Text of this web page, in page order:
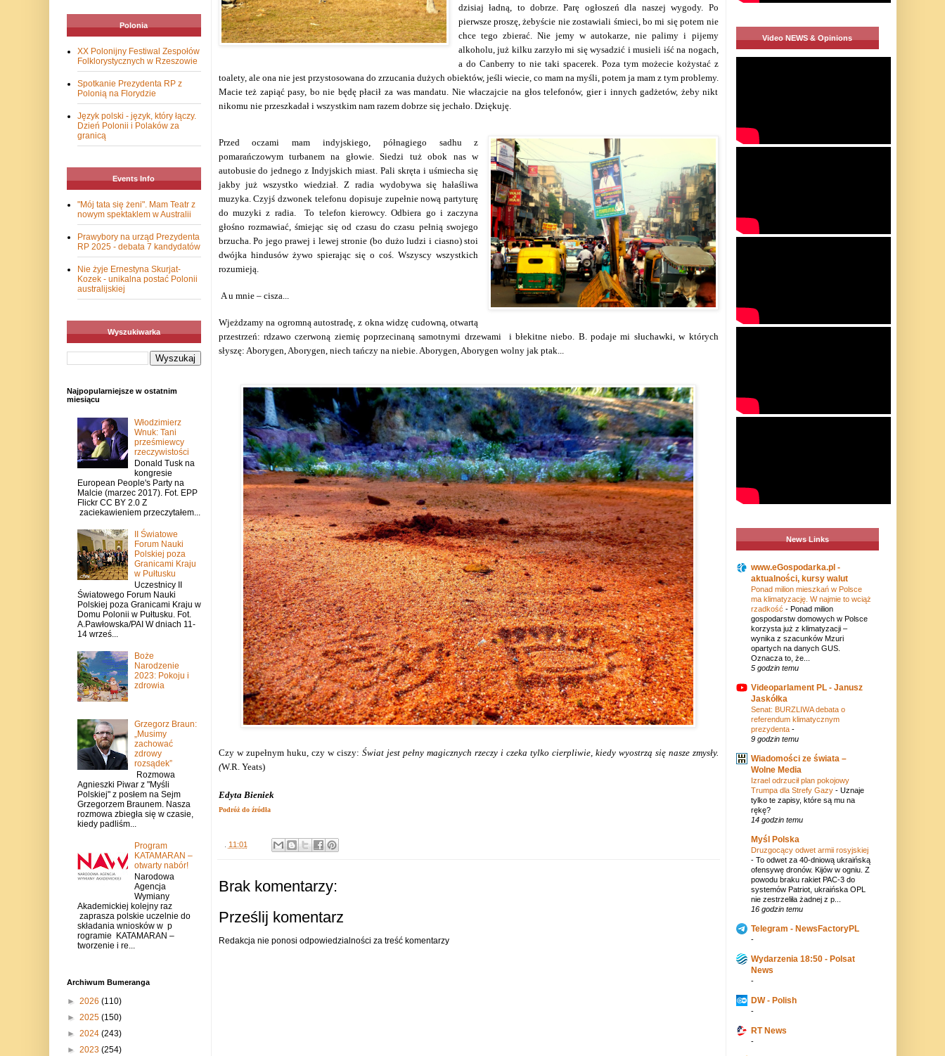
dzisiaj ładną, to dobrze. Parę ogłoszeń dla naszej wygody. Po
pierwsze proszę, żebyście nie zostawiali śmieci, bo mi się potem nie
chce tego zbierać. Nie jemy w autokarze, nie palimy i pijemy
alkoholu, już kilku zarzyło mi się wysadzić i musieli iść na nogach,
a do Canberry to nie taki spacerek. Poza tym możecie kożystać z
toalety, ale ona nie jest przystosowana do zrzucania dużych obiektów, jeśli wiecie, co mam na myśli, potem ja mam z tym problemy.
Macie też zapiąć pasy, bo nie będę płacił za was mandatu. Nie właczajcie na głos telefonów, gier i innych gadżetów, żeby nikt
nikomu nie przeszkadał i wszystkim nam razem dobrze się jechało. Dziękuję.
Przed oczami mam indyjskiego, półnagiego sadhu z
pomarańczowym turbanem na głowie. Siedzi tuż obok nas w
autobusie do jednego z Indyjskich miast. Pali skręta i uśmiecha się
jakby już wszystko wiedział. Z radia wydobywa się hałaśliwa
muzyka. Czyjś dzwonek telefonu dopisuje zupełnie nową partyturę
do muzyki z radia. To telefon kierowcy. Odbiera go i zaczyna
głośno rozmawiać, śmiejąc się od czasu do czasu pełnią swojego
brzucha. Po jego prawej i lewej stronie (bo dużo ludzi i ciasno) stoi
dwójka hindusów żywo spierając się o coś. Wszyscy wszystkich
rozumieją.
A u mnie – cisza...
Wjeżdzamy na ogromną autostradę, z okna widzę cudowną, otwartą
przestrzeń: rdzawo czerwoną ziemię poprzecinaną samotnymi drzewami i błekitne niebo. B. podaje mi słuchawki, w których
słyszę: Aborygen, Aborygen, niech tańczy na niebie. Aborygen, Aborygen wolny jak ptak...
Czy w zupełnym huku, czy w ciszy: Świat jest pełny magicznych rzeczy i czeka tylko cierpliwie, kiedy wyostrzą się nasze zmysły.
(W.R. Yeats)
Edyta Bieniek
Podróż do źródła
11:01
Brak komentarzy:
Prześlij komentarz
Redakcja nie ponosi odpowiedzialności za treść komentarzy
Polonia
XX Polonijny Festiwal Zespołów
Folklorystycznych w Rzeszowie
Spotkanie Prezydenta RP z
Polonią na Florydzie
Język polski - język, który łączy.
Dzień Polonii i Polaków za
granicą
Events Info
"Mój tata się żeni". Mam Teatr z
nowym spektaklem w Australii
Prawybory na urząd Prezydenta
RP 2025 - debata 7 kandydatów
Nie żyje Ernestyna Skurjat-
Kozek - unikalna postać Polonii
australijskiej
Wyszukiwarka
Najpopularniejsze w ostatnim
miesiącu
Włodzimierz
Wnuk: Tani
prześmiewcy
rzeczywistości
Donald Tusk na
kongresie
European People's Party na
Malcie (marzec 2017). Fot. EPP
Flickr CC BY 2.0 Z
zaciekawieniem przeczytałem...
II Światowe
Forum Nauki
Polskiej poza
Granicami Kraju
w Pułtusku
Uczestnicy II
Światowego Forum Nauki
Polskiej poza Granicami Kraju w
Domu Polonii w Pułtusku. Fot.
A.Pawłowska/PAI W dniach 11-
14 wrześ...
Boże
Narodzenie
2023: Pokoju i
zdrowia
Grzegorz Braun:
„Musimy
zachować
zdrowy
rozsądek”
Rozmowa
Agnieszki Piwar z "Myśli
Polskiej" z posłem na Sejm
Grzegorzem Braunem. Nasza
rozmowa zbiegła się w czasie,
kiedy padliśm...
Program
KATAMARAN –
otwarty nabór!
Narodowa
Agencja
Wymiany
Akademickiej kolejny raz
zaprasza polskie uczelnie do
składania wniosków w p
rogramie KATAMARAN –
tworzenie i re...
Archiwum Bumeranga
► 2026 (110)
► 2025 (150)
► 2024 (243)
► 2023 (254)
Video NEWS & Opinions
News Links
www.eGospodarka.pl -
aktualności, kursy walut
Ponad milion mieszkań w Polsce
ma klimatyzację. W najmie to wciąż
rzadkość - Ponad milion
gospodarstw domowych w Polsce
korzysta już z klimatyzacji –
wynika z szacunków Mzuri
opartych na danych GUS.
Oznacza to, że...
5 godzin temu
Videoparlament PL - Janusz
Jaskółka
Senat: BURZLIWA debata o
referendum klimatycznym
prezydenta -
9 godzin temu
Wiadomości ze świata –
Wolne Media
Izrael odrzucił plan pokojowy
Trumpa dla Strefy Gazy - Uznaje
tylko te zapisy, które są mu na
rękę?
14 godzin temu
Myśl Polska
Druzgocący odwet armii rosyjskiej
- To odwet za 40-dniową ukraińską
ofensywę dronów. Kijów w ogniu. Z
powodu braku rakiet PAC-3 do
systemów Patriot, ukraińska OPL
nie zestrzeliła żadnej z p...
16 godzin temu
Telegram - NewsFactoryPL
-
Wydarzenia 18:50 - Polsat
News
-
DW - Polish
-
RT News
-